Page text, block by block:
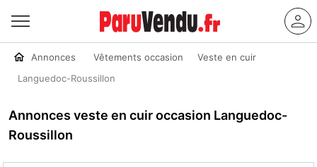
Annonces Vêtements occasion
Veste en cuir
Languedoc-Roussillon
Annonces veste en cuir occasion Languedoc-
Roussillon